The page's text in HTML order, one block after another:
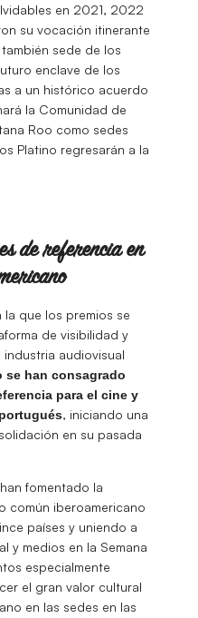
en 2021, 2022
su vocación itinerante
sede de los
enclave de los
a un histórico acuerdo
la Comunidad de
Roo como sedes
Platino regresarán a la
de referencia en
la que los premios se
de visibilidad y
audiovisual
se han consagrado
para el cine y
, iniciando una
en su pasada
fomentado la
común iberoamericano
países y uniendo a
y medios en la Semana
especialmente
el gran valor cultural
en las sedes en las